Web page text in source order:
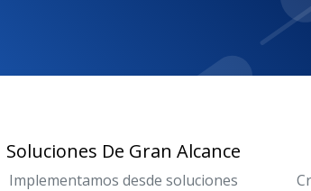
Soluciones De Gran Alcance
Implementamos desde soluciones